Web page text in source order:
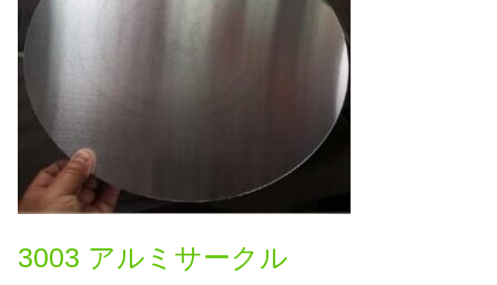
3003 アルミサークル